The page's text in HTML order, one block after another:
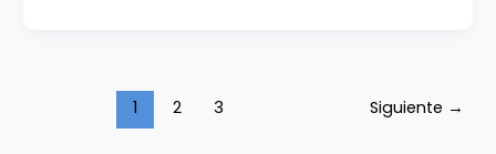
1 2 3 Siguiente →